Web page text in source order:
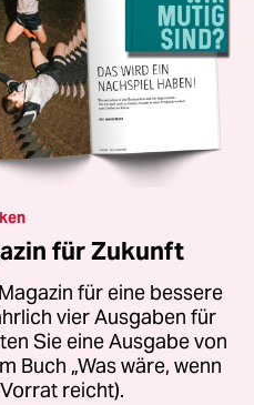
für Zukunft
für eine bessere
vier Ausgaben für
Sie eine Ausgabe von
Buch „Was wäre, wenn
reicht).